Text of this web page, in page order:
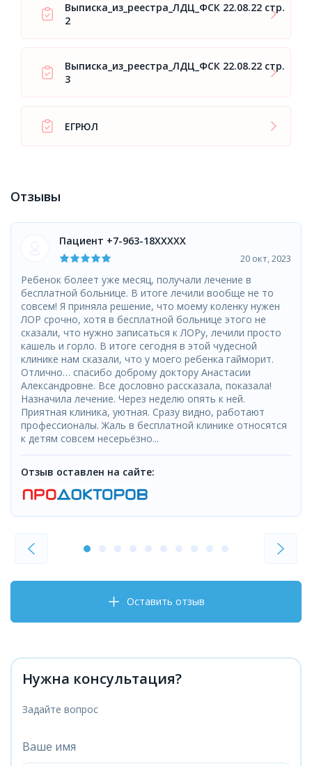
Выписка_из_реестра_ЛДЦ_ФСК 22.08.22 стр.
2
Выписка_из_реестра_ЛДЦ_ФСК 22.08.22 стр.
3
ЕГРЮЛ
Отзывы
Пациент +7-963-18XXXXX
20 окт, 2023
Ребенок болеет уже месяц, получали лечение в
бесплатной больнице. В итоге лечили вообще не то
совсем! Я приняла решение, что моему коленку нужен
ЛОР срочно, хотя в бесплатной больнице этого не
сказали, что нужно записаться к ЛОРу, лечили просто
кашель и горло. В итоге сегодня в этой чудесной
клинике нам сказали, что у моего ребенка гайморит.
Отлично… спасибо доброму доктору Анастасии
Александровне. Все дословно рассказала, показала!
Назначила лечение. Через неделю опять к ней.
Приятная клиника, уютная. Сразу видно, работают
профессионалы. Жаль в бесплатной клинике относятся
к детям совсем несерьёзно...
Отзыв оставлен на сайте:
Оставить отзыв
Нужна консультация?
Задайте вопрос
Ваше имя